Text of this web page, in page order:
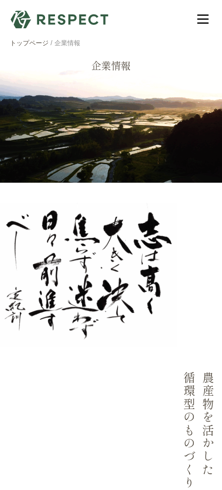
株式会社リスペクト
トップページ
有機植物発酵エキスができるまで
企業情報
お問い合わせ
採用情報
トップページ / 企業情報
企業情報
農産物を活かした
循環型のものづくり